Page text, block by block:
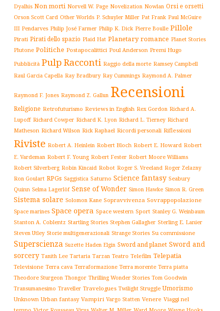
Dyalhis Non morti Norvell W. Page Novelization Nowlan Orsi e orsetti
Orson Scott Card Other Worlds P. Schuyler Miller Pat Frank Paul McGuire
III Pendarves Philip José Farmer Philip K. Dick Pierre Boulle Pillole
Pirati Pirati dello spazio Plaid Hat Planetary romance Planet Stories
Plutone Politiche Postapocalittici Poul Anderson Premi Hugo
Pubblicità Pulp Racconti Raggio della morte Ramsey Campbell
Raul Garcia Capella Ray Bradbury Ray Cummings Raymond A. Palmer
Raymond F. Jones Raymond Z. Gallun Recensioni
Religione Retrofuturismo Reviews in English Rex Gordon Richard A.
Lupoff Richard Cowper Richard K. Lyon Richard L. Tierney Richard
Matheson Richard Wilson Rick Raphael Ricordi personali Riflessioni
Riviste Robert A. Heinlein Robert Bloch Robert E. Howard Robert
E. Vardeman Robert F. Young Robert Fester Robert Moore Williams
Robert Silverberg Robin Kincaid Robot Roger S. Vreeland Roger Zelazny
Ron Goulart RPGs Saggistica Saturno Science fantasy Seabury
Quinn Selma Lagerlöf Sense of Wonder Simon Hawke Simon R. Green
Sistema solare Solomon Kane Sopravvivenza Sovrappopolazione
Space marines Space opera Space western Sport Stanley G. Weinbaum
Stanton A. Coblentz Startling Stories Stephen Gallagher Sterling E. Lanier
Steven Utley Storie multigenerazionali Strange Stories Su commissione
Superscienza Suzette Haden Elgin Sword and planet Sword and
sorcery Tanith Lee Tartaria Tarzan Teatro Telefilm Telepatia
Televisione Terra cava Terraformazione Terra morente Terra piatta
Theodore Sturgeon Thongor Thrilling Wonder Stories Tom Goodwin
Transumanesimo Traveller Travelogues Twilight Struggle Umorismo
Unknown Urban fantasy Vampiri Vargo Statten Venere Viaggi nel